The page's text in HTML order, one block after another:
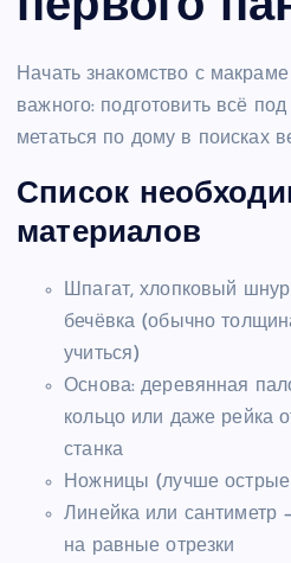
Начать знакомство с макраме
важного: подготовить всё
метаться по дому в поисках
Список
материалов
Шпагат, хлопковый
бечёвка (обычно
учиться)
Основа: деревянная
кольцо или даже рейка
станка
Ножницы (лучше
Линейка или сантиметр
на равные отрезки